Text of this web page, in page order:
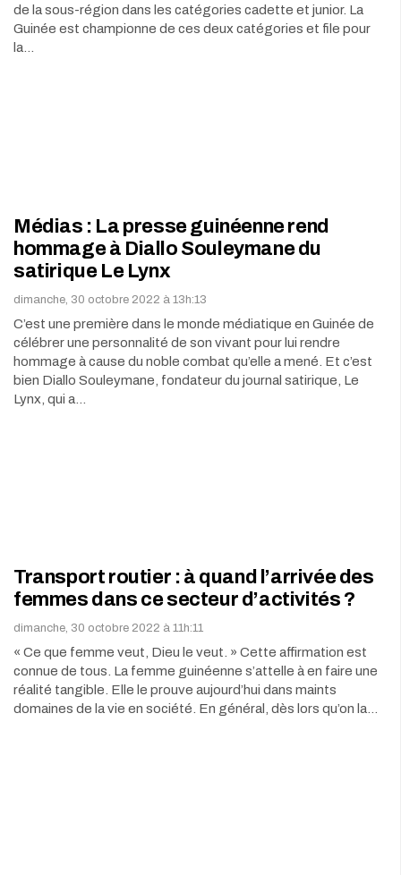
de la sous-région dans les catégories cadette et junior. La
Guinée est championne de ces deux catégories et file pour
la…
Médias : La presse guinéenne rend
hommage à Diallo Souleymane du
satirique Le Lynx
dimanche, 30 octobre 2022 à 13h:13
C’est une première dans le monde médiatique en Guinée de
célébrer une personnalité de son vivant pour lui rendre
hommage à cause du noble combat qu’elle a mené. Et c’est
bien Diallo Souleymane, fondateur du journal satirique, Le
Lynx, qui a…
Transport routier : à quand l’arrivée des
femmes dans ce secteur d’activités ?
dimanche, 30 octobre 2022 à 11h:11
« Ce que femme veut, Dieu le veut. » Cette affirmation est
connue de tous. La femme guinéenne s’attelle à en faire une
réalité tangible. Elle le prouve aujourd’hui dans maints
domaines de la vie en société. En général, dès lors qu’on la…